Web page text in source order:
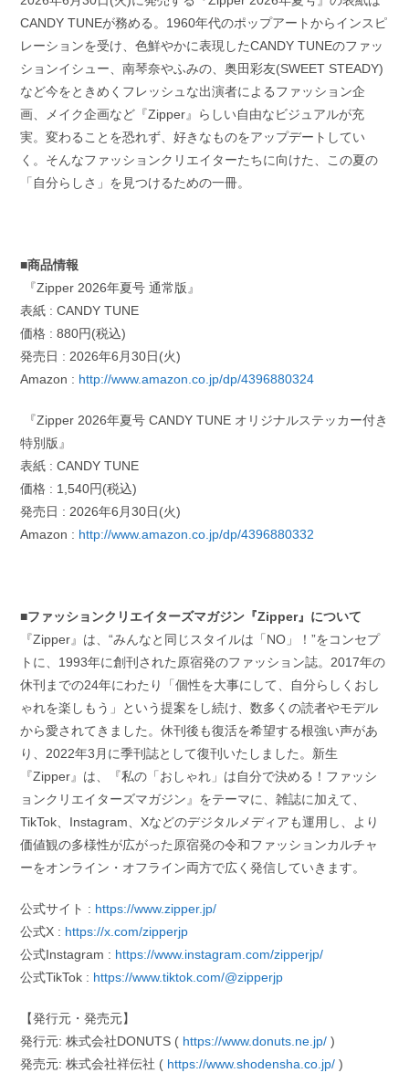
CANDY TUNEが務める。1960年代のポップアートからインスピ
レーションを受け、色鮮やかに表現したCANDY TUNEのファッ
ションイシュー、南琴奈やふみの、奥田彩友(SWEET STEADY)
など今をときめくフレッシュな出演者によるファッション企
画、メイク企画など『Zipper』らしい自由なビジュアルが充
実。変わることを恐れず、好きなものをアップデートしてい
く。そんなファッションクリエイターたちに向けた、この夏の
「自分らしさ」を見つけるための一冊。
■商品情報
『Zipper 2026年夏号 通常版』
表紙 : CANDY TUNE
価格 : 880円(税込)
発売日 : 2026年6月30日(火)
Amazon : http://www.amazon.co.jp/dp/4396880324
『Zipper 2026年夏号 CANDY TUNE オリジナルステッカー付き
特別版』
表紙 : CANDY TUNE
価格 : 1,540円(税込)
発売日 : 2026年6月30日(火)
Amazon : http://www.amazon.co.jp/dp/4396880332
■ファッションクリエイターズマガジン『Zipper』について
『Zipper』は、“みんなと同じスタイルは「NO」！”をコンセプ
トに、1993年に創刊された原宿発のファッション誌。2017年の
休刊までの24年にわたり「個性を大事にして、自分らしくおし
ゃれを楽しもう」という提案をし続け、数多くの読者やモデル
から愛されてきました。休刊後も復活を希望する根強い声があ
り、2022年3月に季刊誌として復刊いたしました。新生
『Zipper』は、『私の「おしゃれ」は自分で決める！ファッシ
ョンクリエイターズマガジン』をテーマに、雑誌に加えて、
TikTok、Instagram、Xなどのデジタルメディアも運用し、より
価値観の多様性が広がった原宿発の令和ファッションカルチャ
ーをオンライン・オフライン両方で広く発信していきます。
公式サイト : https://www.zipper.jp/
公式X : https://x.com/zipperjp
公式Instagram : https://www.instagram.com/zipperjp/
公式TikTok : https://www.tiktok.com/@zipperjp
【発行元・発売元】
発行元: 株式会社DONUTS ( https://www.donuts.ne.jp/ )
発売元: 株式会社祥伝社 ( https://www.shodensha.co.jp/ )